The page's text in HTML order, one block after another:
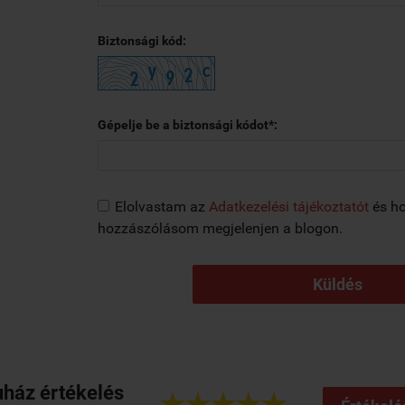
Biztonsági kód:
Gépelje be a biztonsági kódot*:
Elolvastam az Adatkezelési tájékoztatótés
hozzászólásom megjelenjen a blogon.
Küldés
értékelés